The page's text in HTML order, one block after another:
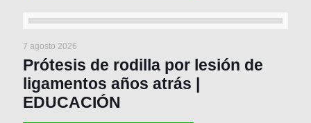
7 agosto 2026
Prótesis de rodilla por lesión de
ligamentos años atrás |
EDUCACIÓN